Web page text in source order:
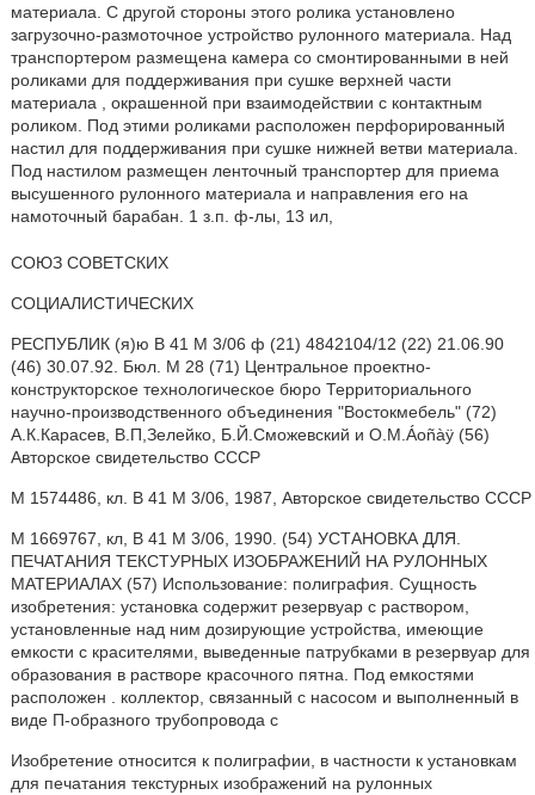
материала. С другой стороны этого ролика установлено
загрузочно-размоточное устройство рулонного материала. Над
транспортером размещена камера со смонтированными в ней
роликами для поддерживания при сушке верхней части
материала , окрашенной при взаимодействии с контактным
роликом. Под этими роликами расположен перфорированный
настил для поддерживания при сушке нижней ветви материала.
Под настилом размещен ленточный транспортер для приема
высушенного рулонного материала и направления его на
намоточный барабан. 1 з.п. ф-лы, 13 ил,
СОЮЗ СОВЕТСКИХ
СОЦИАЛИСТИЧЕСКИХ
РЕСПУБЛИК (я)ю В 41 M 3/06 ф (21) 4842104/12 (22) 21.06.90
(46) 30.07.92. Бюл. М 28 (71) Центральное проектно-
конструкторское технологическое бюро Территориального
научно-производственного объединения "Востокмебель" (72)
А.К.Карасев, В.П,Зелейко, Б.Й.Сможевский и О.M.Áoñàÿ (56)
Авторское свидетельство СССР
М 1574486, кл. В 41 M 3/06, 1987, Авторское свидетельство СССР
М 1669767, кл, В 41 М 3/06, 1990. (54) УСТАНОВКА ДЛЯ.
ПЕЧАТАНИЯ ТЕКСТУРНЫХ ИЗОБРАЖЕНИЙ НА РУЛОННЫХ
МАТЕРИАЛАХ (57) Использование: полиграфия. Сущность
изобретения: установка содержит резервуар с раствором,
установленные над ним дозирующие устройства, имеющие
емкости с красителями, выведенные патрубками в резервуар для
образования в растворе красочного пятна. Под емкостями
расположен . коллектор, связанный с насосом и выполненный в
виде П-образного трубопровода с
Изобретение относится к полиграфии, в частности к установкам
для печатания текстурных изображений на рулонных